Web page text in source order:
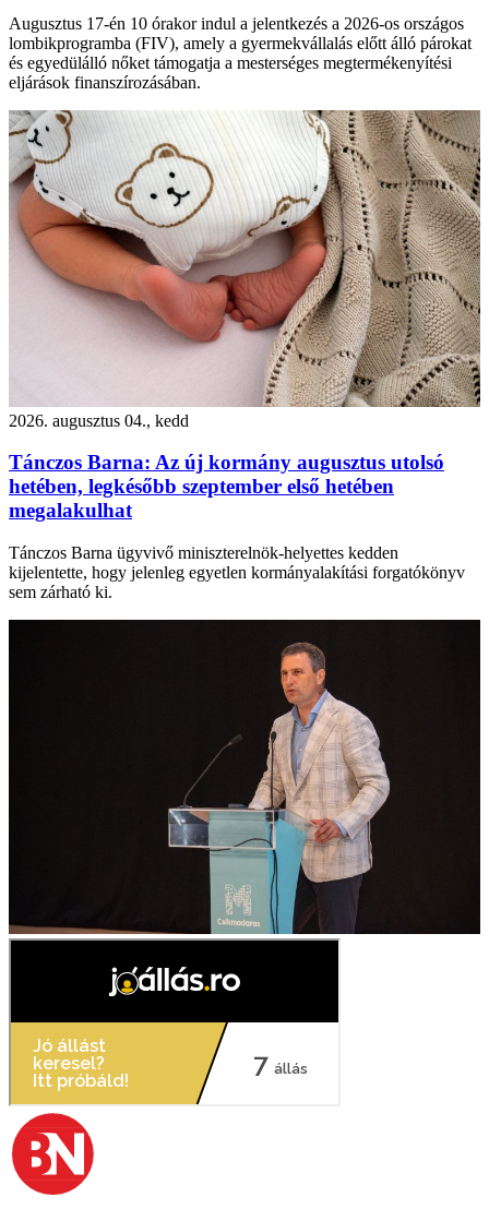
Augusztus 17-én 10 órakor indul a jelentkezés a 2026-os országos
lombikprogramba (FIV), amely a gyermekvállalás előtt álló párokat
és egyedülálló nőket támogatja a mesterséges megtermékenyítési
eljárások finanszírozásában.
2026. augusztus 04., kedd
Tánczos Barna: Az új kormány augusztus utolsó
hetében, legkésőbb szeptember első hetében
megalakulhat
Tánczos Barna ügyvivő miniszterelnök-helyettes kedden
kijelentette, hogy jelenleg egyetlen kormányalakítási forgatókönyv
sem zárható ki.